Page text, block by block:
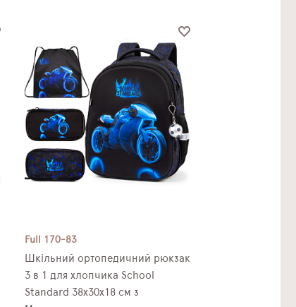
Full 170-83
Шкільний ортопедичний рюкзак
3 в 1 для хлопчика School
Standard 38х30х18 см з